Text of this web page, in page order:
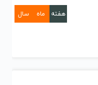
هفته ماه سال